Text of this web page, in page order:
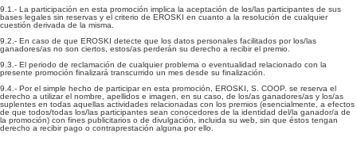
9.1.- La participación en esta promoción implica la aceptación de los/las participantes de sus
bases legales sin reservas y el criterio de EROSKI en cuanto a la resolución de cualquier
cuestión derivada de la misma.
9.2.- En caso de que EROSKI detecte que los datos personales facilitados por los/las
ganadores/as no son ciertos, estos/as perderán su derecho a recibir el premio.
9.3.- El periodo de reclamación de cualquier problema o eventualidad relacionado con la
presente promoción finalizará transcurrido un mes desde su finalización.
9.4.- Por el simple hecho de participar en esta promoción, EROSKI, S. COOP. se reserva el
derecho a utilizar el nombre, apellidos e imagen, en su caso, de los/as ganadores/as y los/as
suplentes en todas aquellas actividades relacionadas con los premios (esencialmente, a efectos
de que todos/todas los/las participantes sean conocedores de la identidad del/la ganador/a de
la promoción) con fines publicitarios o de divulgación, incluida su web, sin que éstos tengan
derecho a recibir pago o contraprestación alguna por ello.